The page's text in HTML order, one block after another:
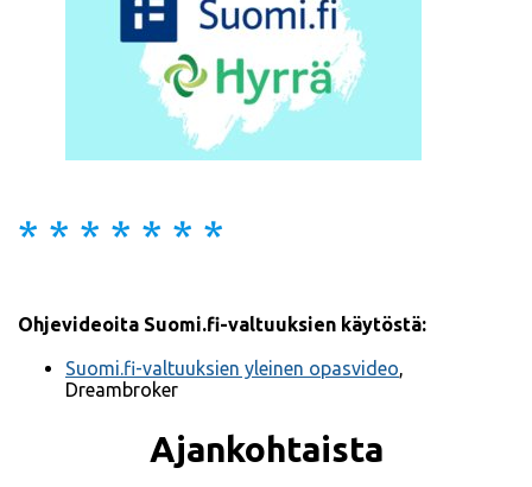
* * * * * * *
Ohjevideoita Suomi.fi-valtuuksien käytöstä:
Suomi.fi-valtuuksien yleinen opasvideo
Dreambroker
Ajankohtaista